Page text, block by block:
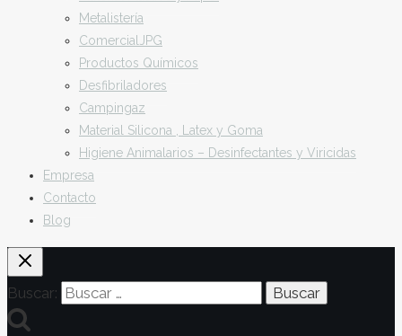
Metalistería
ComercialJPG
Productos Químicos
Desfibriladores
Campingaz
Material Silicona , Latex y Goma
Higiene Animalarios – Desinfectantes y Viricidas
Empresa
Contacto
Blog
Buscar: